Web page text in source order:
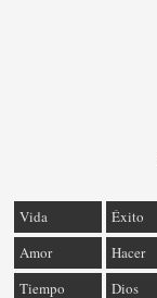
Vida Éxito
Amor
Hacer
Tiempo
Dios